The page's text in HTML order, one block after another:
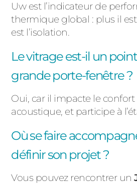
Uw est l’indicateur de
thermique global : plus il
est l’isolation.
Le vitrage est-il un
grande porte-fenêtre ?
Oui, car il impacte le
acoustique, et participe à
Où se faire
définir son projet ?
Vous pouvez rencontrer un